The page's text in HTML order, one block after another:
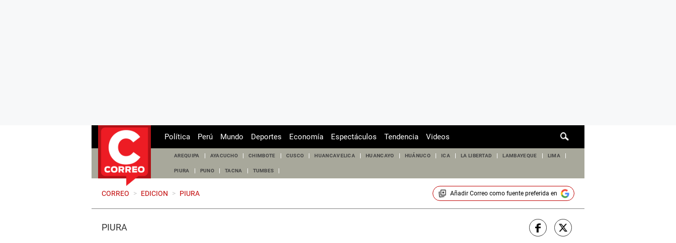
de
Política Perú Mundo Deportes Economía Espectáculos Tendencia Videos
AREQUIPA AYACUCHO CHIMBOTE CUSCO HUANCAVELICA HUANCAYO HUÁNUCO ICA LA LIBERTAD LAMBAYEQUE LIMA
PIURA PUNO TACNA TUMBES
CORREO > EDICION > PIURA Añadir Correocomo fuente preferida en
PIURA